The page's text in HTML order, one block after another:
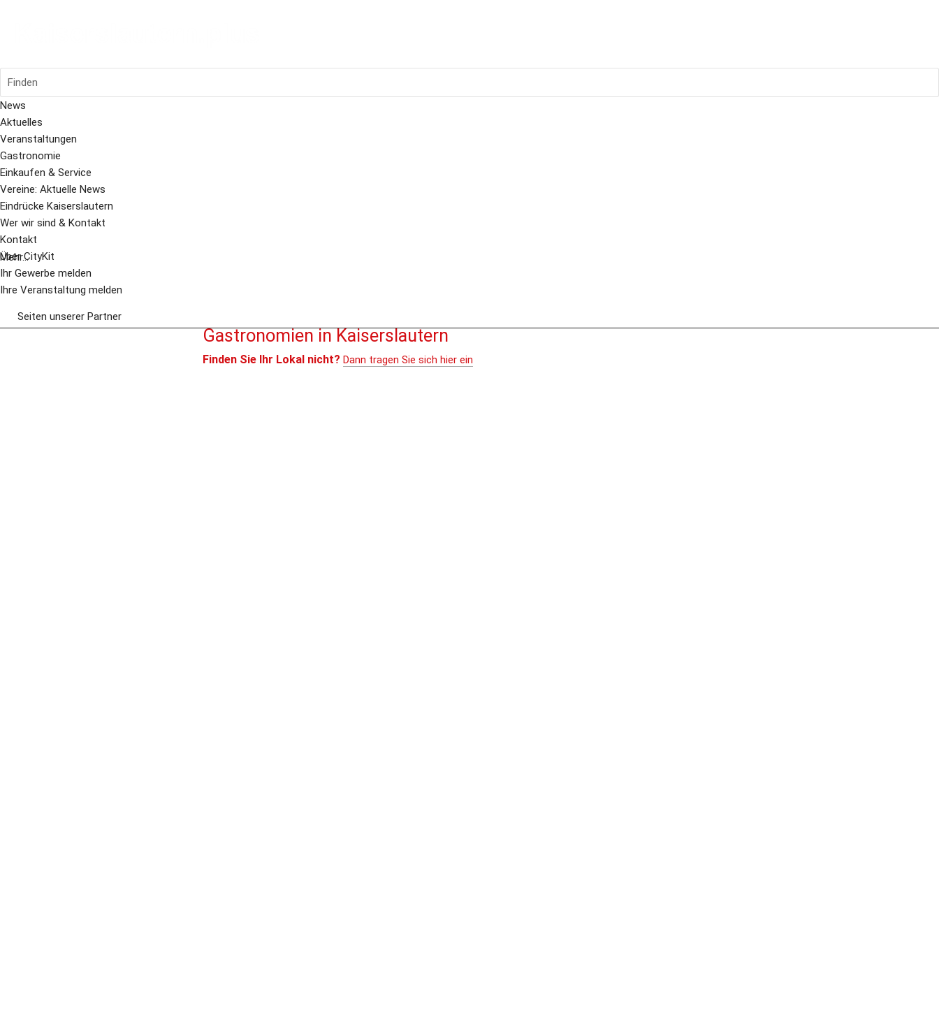
Finden
News
Aktuelles
Veranstaltungen
Gastronomie
Einkaufen & Service
Vereine: Aktuelle News
Eindrücke Kaiserslautern
Wer wir sind & Kontakt
Kontakt
Über CityKit
Ihr Gewerbe melden
Ihre Veranstaltung melden
Seiten unserer Partner
Mehr...
Gastronomien in Kaiserslautern
Finden Sie Ihr Lokal nicht? Dann tragen Sie sich hier ein